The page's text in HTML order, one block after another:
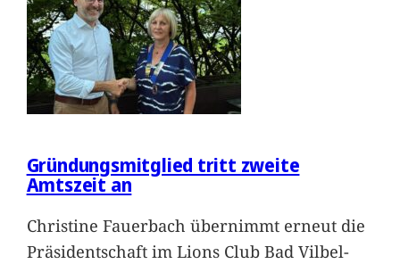
Gründungsmitglied tritt zweite
Amtszeit an
Christine Fauerbach übernimmt erneut die
Präsidentschaft im Lions Club Bad Vilbel-